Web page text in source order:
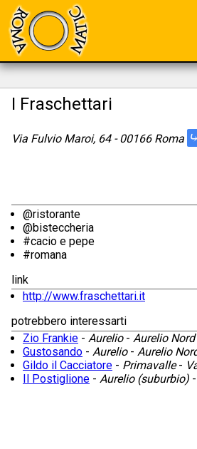
I Fraschettari
Via Fulvio Maroi, 64 - 00166 Roma ⤷
@ristorante
@bisteccheria
#cacio e pepe
#romana
link
http://www.fraschettari.it
potrebbero interessarti
Zio Frankie - Aurelio- Aurelio Nord
Gustosando - Aurelio- Aurelio
Gildo il Cacciatore - Primavalle-
Il Postiglione - Aurelio (suburbio) -